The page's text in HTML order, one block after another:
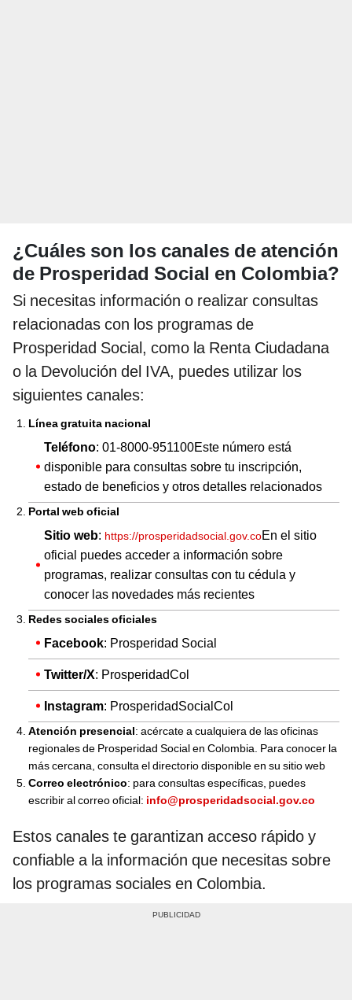
¿Cuáles son los canales de atención
de Prosperidad Social en Colombia?
Si necesitas información o realizar consultas
relacionadas con los programas de
Prosperidad Social, como la Renta Ciudadana
o la Devolución del IVA, puedes utilizar los
siguientes canales:
Línea gratuita nacional
Teléfono: 01-8000-951100Este número está
disponible para consultas sobre tu inscripción,
estado de beneficios y otros detalles relacionados
Portal web oficial
Sitio web: https://prosperidadsocial.gov.coEn el sitio
oficial puedes acceder a información sobre
programas, realizar consultas con tu cédula y
conocer las novedades más recientes
Redes sociales oficiales
Facebook: Prosperidad Social
Twitter/X: ProsperidadCol
Instagram: ProsperidadSocialCol
Atención presencial: acércate a cualquiera de las oficinas
regionales de Prosperidad Social en Colombia. Para conocer la
más cercana, consulta el directorio disponible en su sitio web
Correo electrónico: para consultas específicas, puedes
escribir al correo oficial: info@prosperidadsocial.gov.co
Estos canales te garantizan acceso rápido y
confiable a la información que necesitas sobre
los programas sociales en Colombia.